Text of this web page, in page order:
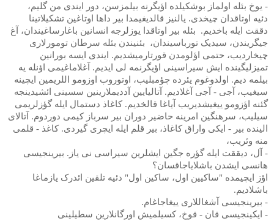
- یوخ بئله اولماز بوشکیلده اؤیگرنه بیلمزسن، دور ایندی من گلیم،
دئیه اوتاقدان چیخدی. یالنیز قالدیغیمدا بیر داها اوتاغین تشکیلاتینا
دققت ایله باخدیم.
بئله بیر اوتاقدا یوزلرجه انسانین باغارساغیندان، آغ
جیگریندن، سیدیک تورباسیندان،
بئنیندن بئله سرطان تومورلاری
چیخاردیب، حتمی اؤلومدن قورتارمیشدیم. ایندی ایسه بورانین
تمیزلیگینده ایش سیراسینی اؤیگرنمه لی ایدیم. آغلاماغیمی اؤنله یه
بیلمه دیم. اولدوغوم یئرده چؤمبلیب، اوتوروب اوزومو اللریمین ایچینه
سیغیب، آجی - آجی آغلادیم. آتالیایین آددیملارینین سسینی ائشیدینجه
گئنه اؤزومو ییغیشدیریب آیاغا قالخدیم. کاغاذ دستمال ایله گؤزلریمی
سیلیب، سرهنگین امرینه حاضیر دوران بیر سرباز کیمی دوردوم. آتالای
الینده بیر - ایکی واراق کاغاذ، بیر قلم ایله ایچری گیردی. کاغذ - قلمی
منه وئریب،
- آل، دیققت ایله گؤره جگین ایشلرین سیراسی نی یاز. بیرینجیسی
هانسی ایشدن باشلایاجاقسان؟
اؤز ایچیمده "ساکیین اول، ساکین اول" دئیه تلقین ائدرک یازماغا
باشلادیم.
- بیرینجیسی آشغاللاری ییغاجاغام.
- ایکینجیسی قان - قوخ، کسیلمیش اورگانلارین سطیلینی